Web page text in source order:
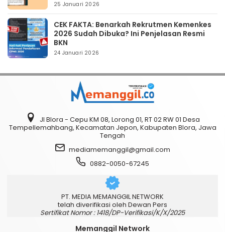
25 Januari 2026
CEK FAKTA: Benarkah Rekrutmen Kemenkes
2026 Sudah Dibuka? Ini Penjelasan Resmi
BKN
24 Januari 2026
Jl Blora - Cepu KM 08, Lorong 01, RT 02 RW 01 Desa
Tempellemahbang, Kecamatan Jepon, Kabupaten Blora, Jawa
Tengah
mediamemanggil@gmail.com
0882-0050-67245
PT. MEDIA MEMANGGIL NETWORK
telah diverifikasi oleh Dewan Pers
Sertifikat Nomor : 1418/DP-Verifikasi/K/X/2025
Memanggil Network